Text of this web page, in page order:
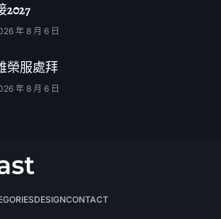
2027
年 8 月 6 日
榮服處拜
年 8 月 6 日
DESIGNCONTACT